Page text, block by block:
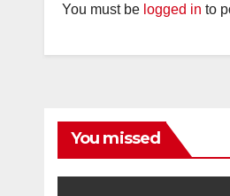
You must be logged in to
You missed